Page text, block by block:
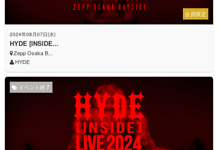
会員限定
2024年08月07日(水)
HYDE [INSIDE...
Zepp Osaka B...
HYDE
イベント終了